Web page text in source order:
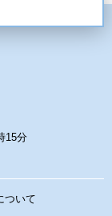
15分
ついて